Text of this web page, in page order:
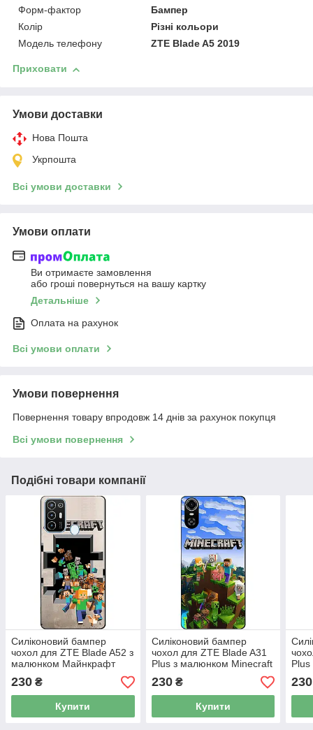
Форм-фактор
Бампер
Колір
Різні кольори
Модель телефону
ZTE Blade A5 2019
Приховати
Умови доставки
Нова Пошта
Укрпошта
Всі умови доставки
Умови оплати
Ви отримаєте замовлення
або гроші повернуться на вашу картку
Детальніше
Оплата на рахунок
Всі умови оплати
Умови повернення
Повернення товару впродовж 14 днів за рахунок покупця
Всі умови повернення
Подібні товари компанії
Силіконовий бампер
чохол для ZTE Blade A52 з
малюнком Майнкрафт
230 ₴
Купити
Силіконовий бампер
чохол для ZTE Blade A31
Plus з малюнком Minecraft
230₴
Купити
230